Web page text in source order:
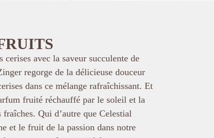
avec la saveur succulente de
regorge de la délicieuse douceur
dans ce mélange rafraîchissant. Et
fruité réchauffé par le soleil et la
Qui d’autre que Celestial
et le fruit de la passion dans notre